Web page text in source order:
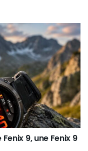
9, une Fenix 9